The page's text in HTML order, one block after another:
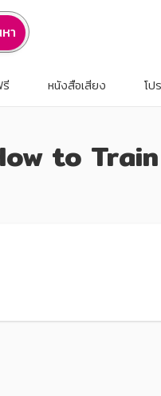
า
หนังสือเสียง โป
to